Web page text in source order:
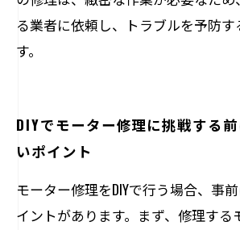
る業者に依頼し、トラブルを予防
す。
DIYでモーター修理に挑戦する
いポイント
モーター修理をDIYで行う場合、事
イントがあります。まず、修理する